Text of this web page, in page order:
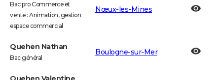
Bac pro Commerce et
vente : Animation, gestion
espace commercial
Nœux-les-Mines
Quehen Nathan
Bac général
Boulogne-sur-Mer